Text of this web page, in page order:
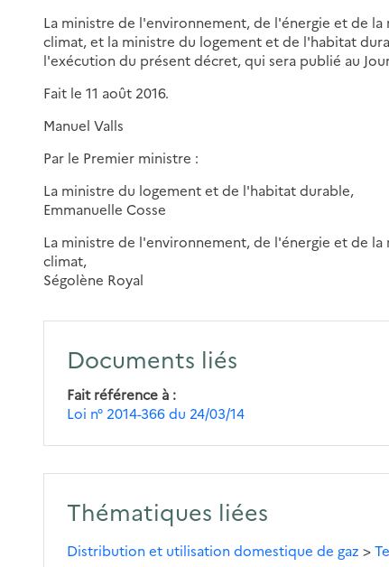
La ministre de l'environnement, de l'énergie et de
climat, et la ministre du logement et de l'habitat
l'exécution du présent décret, qui sera publié au
Fait le 11 août 2016.
Manuel Valls
Par le Premier ministre :
La ministre du logement et de l'habitat durable,
Emmanuelle Cosse
La ministre de l'environnement, de l'énergie et de
climat,
Ségolène Royal
Documents liés
Fait référence à
Loi n° 2014-366 du 24/03/14
Thématiques liées
Distribution et utilisation domestique de gaz >